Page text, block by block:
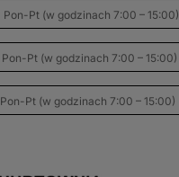
Pon-Pt (w godzinach 7:00 – 15:00)
Pon-Pt (w godzinach 7:00 – 15:00)
Pon-Pt (w godzinach 7:00 – 15:00)